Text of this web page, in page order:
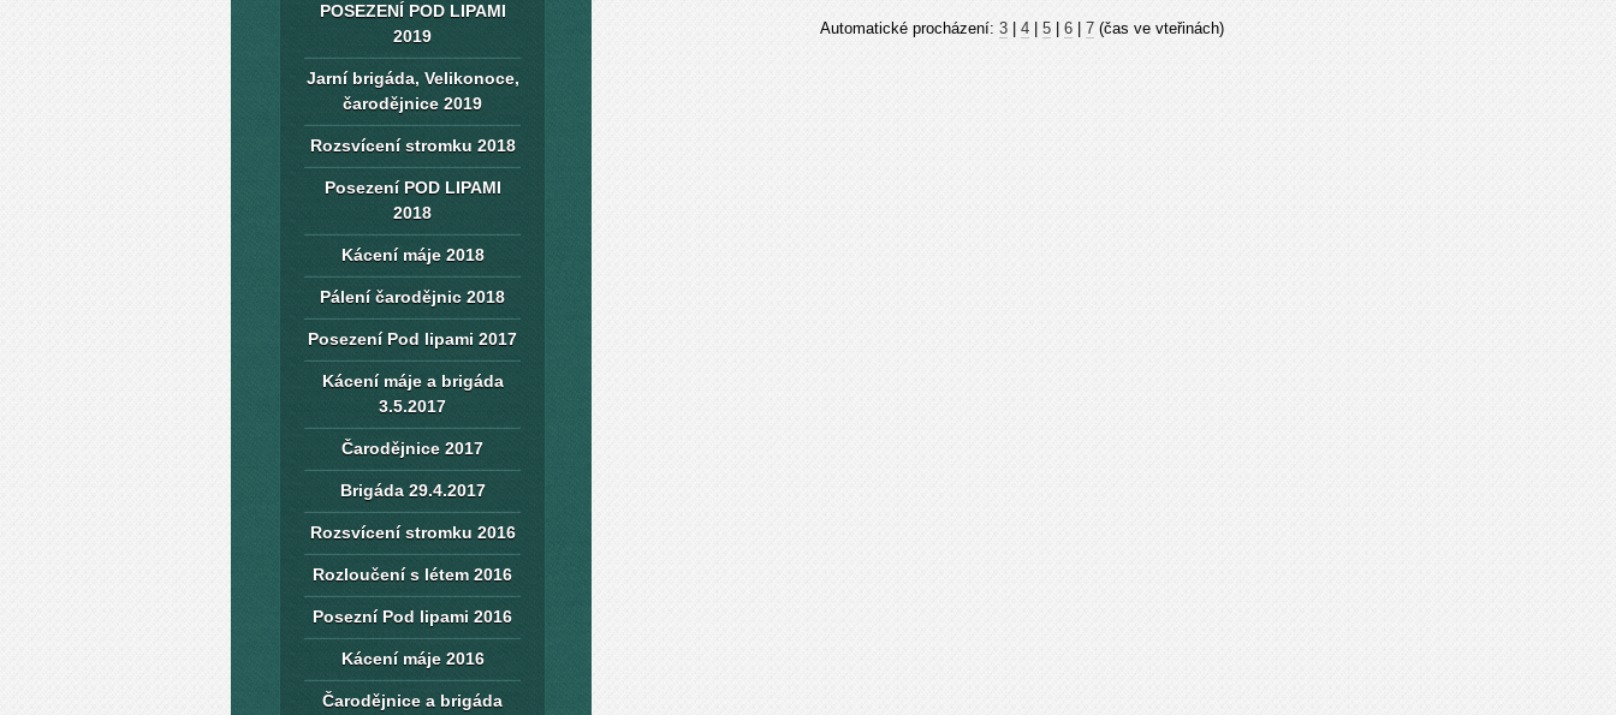
Automatické procházení: 3| 4| 5| 6| 7(čas ve vteřinách)
POSEZENÍ POD LIPAMI
2019
Jarní brigáda, Velikonoce,
čarodějnice 2019
Rozsvícení stromku 2018
Posezení POD LIPAMI
2018
Kácení máje 2018
Pálení čarodějnic 2018
Posezení Pod lipami 2017
Kácení máje a brigáda
3.5.2017
Čarodějnice 2017
Brigáda 29.4.2017
Rozsvícení stromku 2016
Rozloučení s létem 2016
Posezní Pod lipami 2016
Kácení máje 2016
Čarodějnice a brigáda